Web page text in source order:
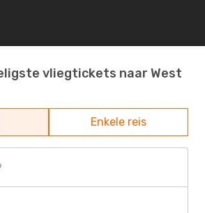
vliegtickets naar West
Enkele reis